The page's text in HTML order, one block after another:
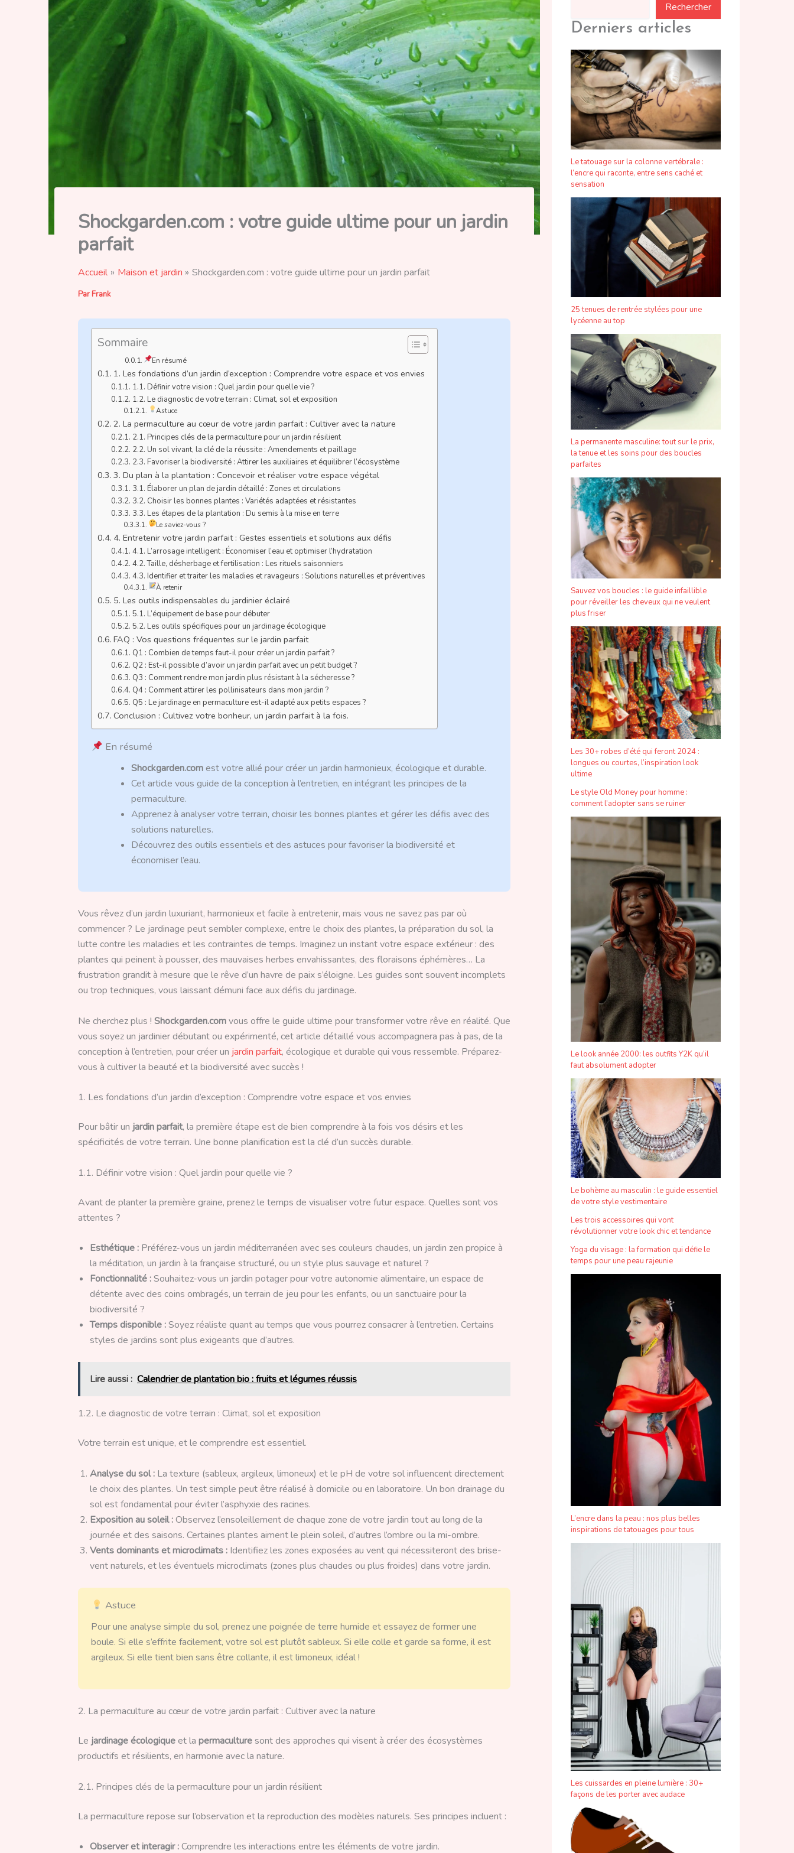
Shockgarden.com : votre guide ultime pour un jardin
parfait
Accueil Maison et jardin Shockgarden.com : votre guide ultime pour un jardin parfait
Par Frank
Sommaire
En résumé
1. Les fondations d’un jardin d’exception : Comprendre votre espace et vos envies
1.1. Définir votre vision : Quel jardin pour quelle vie ?
1.2. Le diagnostic de votre terrain : Climat, sol et exposition
Astuce
2. La permaculture au cœur de votre jardin parfait : Cultiver avec la nature
2.1. Principes clés de la permaculture pour un jardin résilient
2.2. Un sol vivant, la clé de la réussite : Amendements et paillage
2.3. Favoriser la biodiversité : Attirer les auxiliaires et équilibrer l’écosystème
3. Du plan à la plantation : Concevoir et réaliser votre espace végétal
3.1. Élaborer un plan de jardin détaillé : Zones et circulations
3.2. Choisir les bonnes plantes : Variétés adaptées et résistantes
3.3. Les étapes de la plantation : Du semis à la mise en terre
Le saviez-vous ?
4. Entretenir votre jardin parfait : Gestes essentiels et solutions aux défis
4.1. L’arrosage intelligent : Économiser l’eau et optimiser l’hydratation
4.2. Taille, désherbage et fertilisation : Les rituels saisonniers
4.3. Identifier et traiter les maladies et ravageurs : Solutions naturelles et préventives
À retenir
5. Les outils indispensables du jardinier éclairé
5.1. L’équipement de base pour débuter
5.2. Les outils spécifiques pour un jardinage écologique
FAQ : Vos questions fréquentes sur le jardin parfait
Q1 : Combien de temps faut-il pour créer un jardin parfait ?
Q2 : Est-il possible d’avoir un jardin parfait avec un petit budget ?
Q3 : Comment rendre mon jardin plus résistant à la sécheresse ?
Q4 : Comment attirer les pollinisateurs dans mon jardin ?
Q5 : Le jardinage en permaculture est-il adapté aux petits espaces ?
Conclusion : Cultivez votre bonheur, un jardin parfait à la fois.
En résumé
Shockgarden.comest votre allié pour créer un jardin harmonieux, écologique et durable.
Cet article vous guide de la conception à l’entretien, en intégrant les principes de la
permaculture.
Apprenez à analyser votre terrain, choisir les bonnes plantes et gérer les défis avec des
solutions naturelles.
Découvrez des outils essentiels et des astuces pour favoriser la biodiversité et
économiser l’eau.
Vous rêvez d’un jardin luxuriant, harmonieux et facile à entretenir, mais vous ne savez pas par où
commencer ? Le jardinage peut sembler complexe, entre le choix des plantes, la préparation du sol, la
lutte contre les maladies et les contraintes de temps. Imaginez un instant votre espace extérieur : des
plantes qui peinent à pousser, des mauvaises herbes envahissantes, des floraisons éphémères… La
frustration grandit à mesure que le rêve d’un havre de paix s’éloigne. Les guides sont souvent incomplets
ou trop techniques, vous laissant démuni face aux défis du jardinage.
Ne cherchez plus ! Shockgarden.comvous offre le guide ultime pour transformer votre rêve en réalité. Que
vous soyez un jardinier débutant ou expérimenté, cet article détaillé vous accompagnera pas à pas, de la
conception à l’entretien, pour créer un jardin parfait, écologique et durable qui vous ressemble. Préparez-
vous à cultiver la beauté et la biodiversité avec succès !
1. Les fondations d’un jardin d’exception : Comprendre votre espace et vos envies
Pour bâtir un jardin parfait, la première étape est de bien comprendre à la fois vos désirs et les
spécificités de votre terrain. Une bonne planification est la clé d’un succès durable.
1.1. Définir votre vision : Quel jardin pour quelle vie ?
Avant de planter la première graine, prenez le temps de visualiser votre futur espace. Quelles sont vos
attentes ?
Esthétique : Préférez-vous un jardin méditerranéen avec ses couleurs chaudes, un jardin zen propice à
la méditation, un jardin à la française structuré, ou un style plus sauvage et naturel ?
Fonctionnalité :Souhaitez-vous un jardin potager pour votre autonomie alimentaire, un espace de
détente avec des coins ombragés, un terrain de jeu pour les enfants, ou un sanctuaire pour la
biodiversité ?
Temps disponible :Soyez réaliste quant au temps que vous pourrez consacrer à l’entretien. Certains
styles de jardins sont plus exigeants que d’autres.
Lire aussi : Calendrier de plantation bio : fruits et légumes réussis
1.2. Le diagnostic de votre terrain : Climat, sol et exposition
Votre terrain est unique, et le comprendre est essentiel.
Analyse du sol : La texture (sableux, argileux, limoneux) et le pH de votre sol influencent directement
le choix des plantes. Un test simple peut être réalisé à domicile ou en laboratoire. Un bon drainage du
sol est fondamental pour éviter l’asphyxie des racines.
Exposition au soleil :Observez l’ensoleillement de chaque zone de votre jardin tout au long de la
journée et des saisons. Certaines plantes aiment le plein soleil, d’autres l’ombre ou la mi-ombre.
Vents dominants et microclimats : Identifiez les zones exposées au vent qui nécessiteront des brise-
vent naturels, et les éventuels microclimats (zones plus chaudes ou plus froides) dans votre jardin.
Astuce
Pour une analyse simple du sol, prenez une poignée de terre humide et essayez de former une
boule. Si elle s’effrite facilement, votre sol est plutôt sableux. Si elle colle et garde sa forme, il est
argileux. Si elle tient bien sans être collante, il est limoneux, idéal !
2. La permaculture au cœur de votre jardin parfait : Cultiver avec la nature
Le jardinage écologiqueet la permaculturesont des approches qui visent à créer des écosystèmes
productifs et résilients, en harmonie avec la nature.
2.1. Principes clés de la permaculture pour un jardin résilient
La permaculture repose sur l’observation et la reproduction des modèles naturels. Ses principes incluent :
Observer et interagir :Comprendre les interactions entre les éléments de votre jardin.
Rechercher
Derniers articles
Le tatouage sur la colonne vertébrale :
l’encre qui raconte, entre sens caché et
sensation
25 tenues de rentrée stylées pour une
lycéenne au top
La permanente masculine: tout sur le prix,
la tenue et les soins pour des boucles
parfaites
Sauvez vos boucles : le guide infaillible
pour réveiller les cheveux qui ne veulent
plus friser
Les 30+ robes d’été qui feront 2024 :
longues ou courtes, l’inspiration look
ultime
Le style Old Money pour homme :
comment l’adopter sans se ruiner
Le look année 2000: les outfits Y2K qu’il
faut absolument adopter
Le bohème au masculin : le guide essentiel
de votre style vestimentaire
Les trois accessoires qui vont
révolutionner votre look chic et tendance
Yoga du visage : la formation qui défie le
temps pour une peau rajeunie
L’encre dans la peau : nos plus belles
inspirations de tatouages pour tous
Les cuissardes en pleine lumière : 30+
façons de les porter avec audace